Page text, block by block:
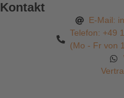
Kontakt
E-Mail:
Telefon: +49
(Mo - Fr von